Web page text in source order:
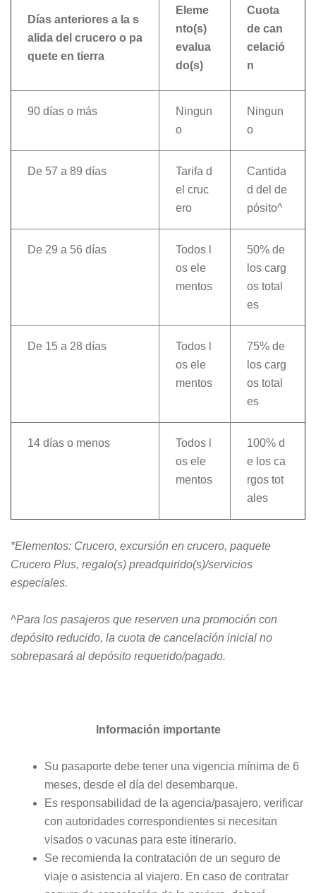
Días anteriores a la s
alida del crucero o pa
quete en tierra
Eleme
nto(s)
evalua
do(s)
Cuota
de can
celació
n
90 días o más
Ningun
o
Ningun
o
De 57 a 89 días
Tarifa d
el cruc
ero
Cantida
d del de
pósito^
De 29 a 56 días
Todos l
os ele
mentos
50% de
los carg
os total
es
De 15 a 28 días
Todos l
os ele
mentos
75% de
los carg
os total
es
14 días o menos
Todos l
os ele
mentos
100% d
e los ca
rgos tot
ales
*Elementos: Crucero, excursión en crucero, paquete
Crucero Plus, regalo(s) preadquirido(s)/servicios
especiales.
^Para los pasajeros que reserven una promoción con
depósito reducido, la cuota de cancelación inicial no
sobrepasará al depósito requerido/pagado.
Información importante
Su pasaporte debe tener una vigencia mínima de 6
meses, desde el día del desembarque.
Es responsabilidad de la agencia/pasajero, verificar
con autoridades correspondientes si necesitan
visados o vacunas para este itinerario.
Se recomienda la contratación de un seguro de
viaje o asistencia al viajero. En caso de contratar